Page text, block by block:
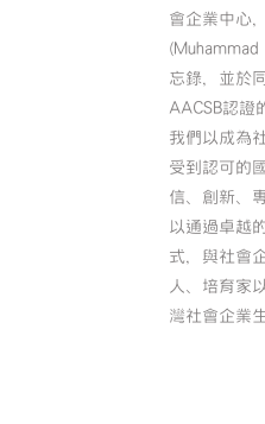
會企業中心
忘錄，並於
AACSB認證
我們以成為
受到認可的
信、創新、
以通過卓越
式，與社會
人、培育家
灣社會企業